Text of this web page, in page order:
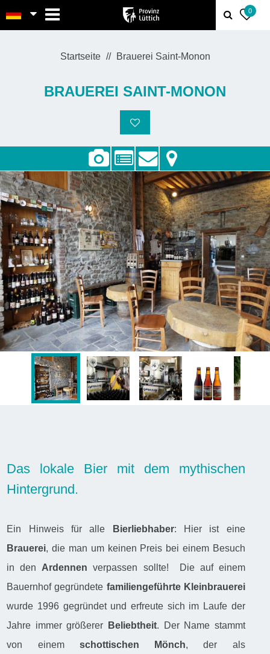
0
Startseite Brauerei Saint-Monon
BRAUEREI SAINT-MONON
Das lokale Bier mit dem mythischen
Hintergrund.
Ein Hinweis für alle Bierliebhaber: Hier ist eine
Brauerei, die man um keinen Preis bei einem Besuch
in den Ardennenverpassen sollte! Die auf einem
Bauernhof gegründete familiengeführte Kleinbrauerei
wurde 1996 gegründet und erfreute sich im Laufe der
Jahre immer größerer
Beliebtheit. Der Name stammt
von einem schottischen Mönch, der als